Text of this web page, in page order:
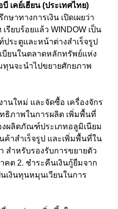
เคย์เฮียน (ประเทศไทย)
ษาทางการเงิน เปิดเผยว่า
รียบร้อยแล้ว WINDOW เป็น
ระตูและหน้าต่างสำเร็จรูป
บียนในตลาดหลักทรัพย์แห่ง
ทุนจะนำไปขยายศักยภาพ
านใหม่ และจัดซื้อ เครื่องจักร
ธิภาพในการผลิต เพิ่มพื้นที่
ผลิตภัณฑ์ประเภทอลูมิเนียม
าสำเร็จรูป และเพิ่มพื้นที่ใน
สำหรับรองรับการขยายตัว
ต 2. ชำระคืนเงินกู้ยืมจาก
เงินทุนหมุนเวียนในการ